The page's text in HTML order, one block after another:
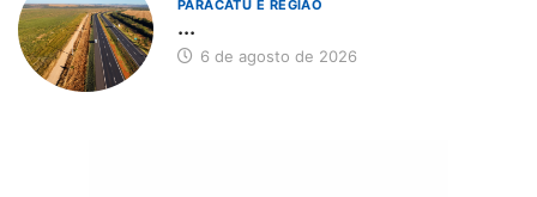
PARACATU E REGIÃO
...
6 de agosto de 2026